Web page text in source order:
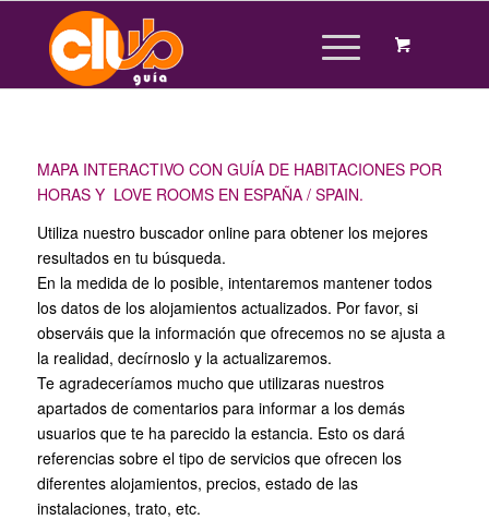
MAPA INTERACTIVO CON GUÍA DE HABITACIONES POR
HORAS Y LOVE ROOMS EN ESPAÑA / SPAIN.
Utiliza nuestro buscador online para obtener los mejores
resultados en tu búsqueda.
En la medida de lo posible, intentaremos mantener todos
los datos de los alojamientos actualizados. Por favor, si
observáis que la información que ofrecemos no se ajusta a
la realidad, decírnoslo y la actualizaremos.
Te agradeceríamos mucho que utilizaras nuestros
apartados de comentarios para informar a los demás
usuarios que te ha parecido la estancia. Esto os dará
referencias sobre el tipo de servicios que ofrecen los
diferentes alojamientos, precios, estado de las
instalaciones, trato, etc.